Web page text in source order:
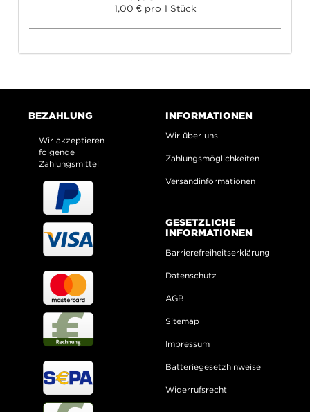
1,00 € pro 1 Stück
BEZAHLUNG
Wir akzeptieren
folgende
Zahlungsmittel
INFORMATIONEN
Wir über uns
Zahlungsmöglichkeiten
Versandinformationen
GESETZLICHE
INFORMATIONEN
Barrierefreiheitserklärung
Datenschutz
AGB
Sitemap
Impressum
Batteriegesetzhinweise
Widerrufsrecht